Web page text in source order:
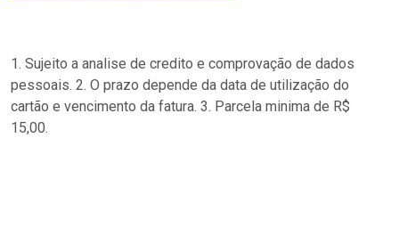
1. Sujeito a analise de credito e comprovação de dados
pessoais. 2. O prazo depende da data de utilização do
cartão e vencimento da fatura. 3. Parcela minima de R$
15,00.